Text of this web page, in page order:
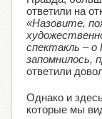
ответили на
«Назовите,
спектакль – о
запомнилось,
ответили
Однако и
которые мы